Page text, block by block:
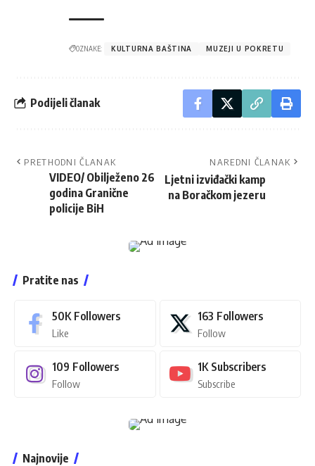
OZNAKE: KULTURNA BAŠTINA MUZEJI U POKRETU
Podijeli članak
PRETHODNI ČLANAK
VIDEO/ Obilježeno 26
godina Granične
policije BiH
NAREDNI ČLANAK
Ljetni izviđački kamp
na Boračkom jezeru
Pratite nas
50K Followers
Like
163 Followers
Follow
109 Followers
Follow
1K Subscribers
Subscribe
Najnovije